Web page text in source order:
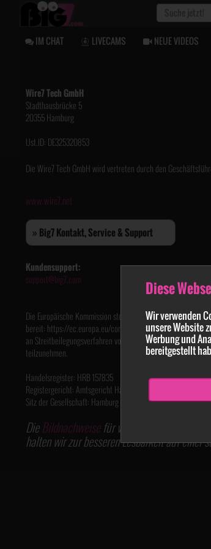
Diese
Wir verwenden
unsere Website
Werbung und
bereitgestellt
IM CHAT LIVECAMS NEUE VIDEOS
Wire7 Tech GmbH
Stadthausbrücke 5
20355 Hamburg
Ust.ID: DE325320853
Die Wire7 Tech GmbH wird vertreten durch den
www.wire7.net
» Big7 Kontakt, Service & Support
Kundensupport:
support@big7.com
Die Europäische Kommission stellt eine Plattform zur Online-
bereit: https://ec.europa.eu/consumers/odr. Wir sind nicht
an Streitbeilegungsverfahren vor einer
teilzunehmen.
Handelsregister: HRB 157835
Registergericht: Amtsgericht Hamburg
Sitz der Gesellschaft: Hamburg
DieBildnachweisefür verwendete Grafiken
halten wir zur besseren Lesbarkeit auf einer